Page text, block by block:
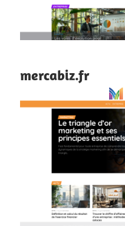
mercabiz.fr